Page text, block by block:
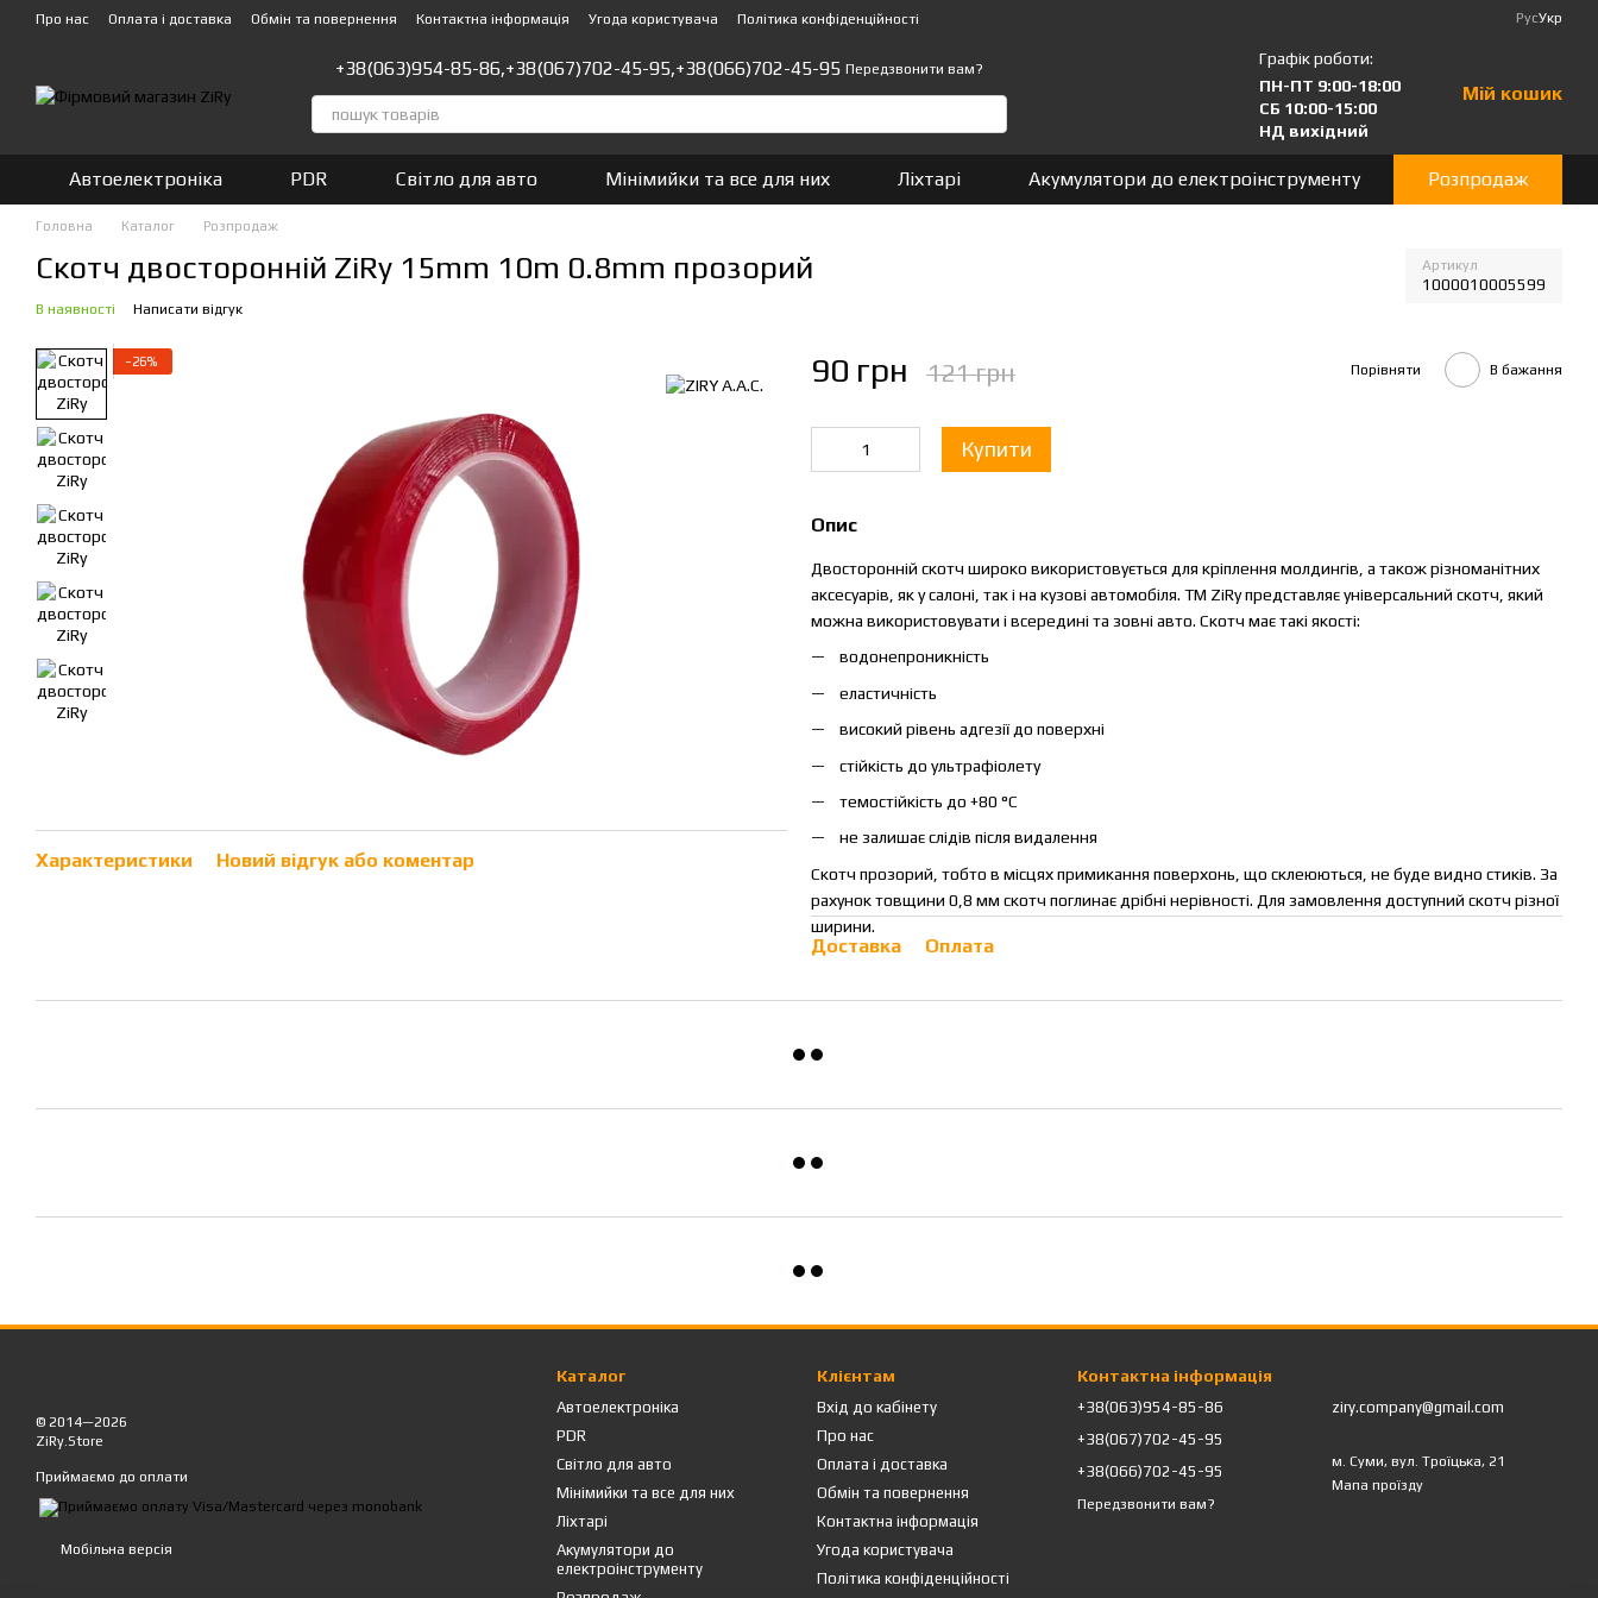
Перейти до основного контенту
Про нас Оплата і доставка Обмін та повернення Контактна інформація Угода користувача Політика конфіденційності РусУкр
+38(063)954-85-86,+38(067)702-45-95,+38(066)702-45-95 Передзвонити вам?
Графік роботи:
ПН-ПТ 9:00-18:00
СБ 10:00-15:00
НД вихідний
Мій кошик
Автоелектроніка PDR Світло для авто Мінімийки та все для них Ліхтарі Акумулятори до електроінструменту Розпродаж
Головна Каталог Розпродаж
Скотч двосторонній ZiRy 15mm 10m 0.8mm прозорий Артикул
1000010005599
В наявності Написати відгук
−26%
Характеристики Новий відгук або коментар
90 грн 121 грн Порівняти В бажання
Купити
Опис
Двосторонній скотч широко використовується для кріплення молдингів, а також різноманітних
аксесуарів, як у салоні, так і на кузові автомобіля. ТМ ZiRy представляє універсальний скотч, який
можна використовувати і всередині та зовні авто. Скотч має такі якості:
водонепроникність
еластичність
високий рівень адгезії до поверхні
стійкість до ультрафіолету
темостійкість до +80 °C
не залишає слідів після видалення
Скотч прозорий, тобто в місцях примикання поверхонь, що склеюються, не буде видно стиків. За
рахунок товщини 0,8 мм скотч поглинає дрібні нерівності. Для замовлення доступний скотч різної
ширини.
Доставка Оплата
© 2014—2026
ZiRy.Store
Приймаємо до оплати
Мобільна версія
Каталог
Автоелектроніка
PDR
Світло для авто
Мінімийки та все для них
Ліхтарі
Акумулятори до
електроінструменту
Клієнтам
Вхід до кабінету
Про нас
Оплата і доставка
Обмін та повернення
Контактна інформація
Угода користувача
Політика конфіденційності
Контактна інформація
+38(063)954-85-86
+38(067)702-45-95
+38(066)702-45-95
Передзвонити вам?
ziry.company@gmail.com
м. Суми, вул. Троїцька, 21
Мапа проїзду